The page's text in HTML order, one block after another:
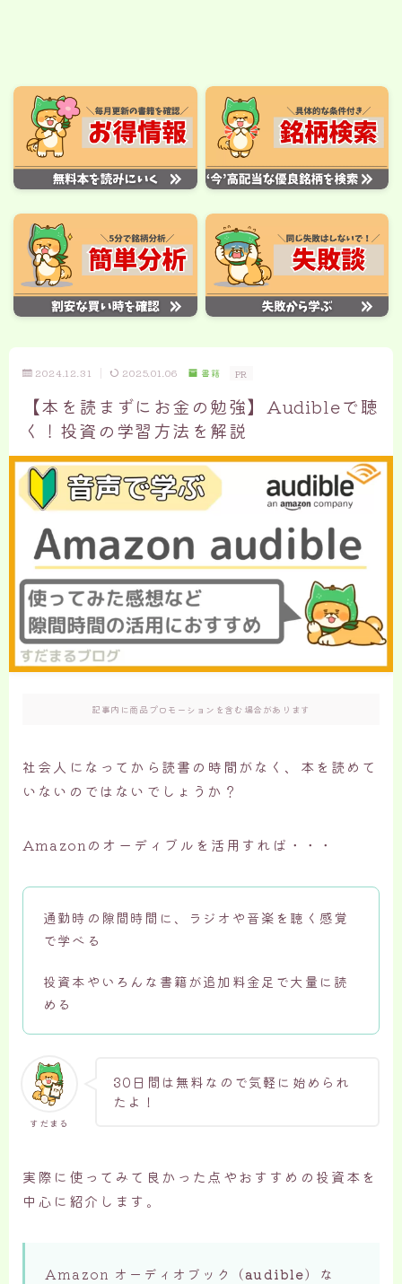
2024.12.31 2025.01.06 書籍 PR
【本を読まずにお金の勉強】Audibleで聴
く！投資の学習方法を解説
記事内に商品プロモーションを含む場合があります
社会人になってから読書の時間がなく、本を読めて
いないのではないでしょうか？
Amazonのオーディブルを活用すれば・・・
通勤時の隙間時間に、ラジオや音楽を聴く感覚
で学べる
投資本やいろんな書籍が追加料金足で大量に読
める
すだまる
30日間は無料なので気軽に始められ
たよ！
実際に使ってみて良かった点やおすすめの投資本を
中心に紹介します。
Amazon オーディオブック（audible）な